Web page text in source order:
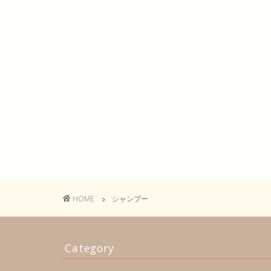
HOME シャンプー
Category